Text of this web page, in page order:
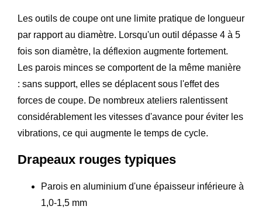
Les outils de coupe ont une limite pratique de longueur
par rapport au diamètre. Lorsqu'un outil dépasse 4 à 5
fois son diamètre, la déflexion augmente fortement.
Les parois minces se comportent de la même manière
: sans support, elles se déplacent sous l'effet des
forces de coupe. De nombreux ateliers ralentissent
considérablement les vitesses d'avance pour éviter les
vibrations, ce qui augmente le temps de cycle.
Drapeaux rouges typiques
Parois en aluminium d'une épaisseur inférieure à
1,0-1,5 mm